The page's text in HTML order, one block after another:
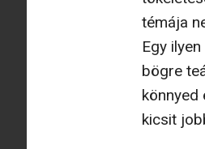
témája
Egy
bögre
könnyed
kicsit